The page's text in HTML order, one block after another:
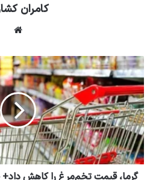
کامران
گرما، قیمت تخم‌مرغ را کاهش